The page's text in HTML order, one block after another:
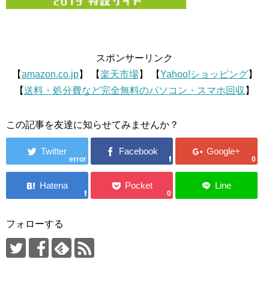
スポンサーリンク
【amazon.co.jp】 【楽天市場】 【Yahoo!ショッピング】
【送料・処分費など完全無料のパソコン・スマホ回収 】
この記事を友達に知らせてみませんか？
error 0
0
フォローする